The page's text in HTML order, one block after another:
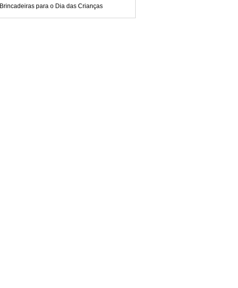
Brincadeiras para o Dia das Crianças